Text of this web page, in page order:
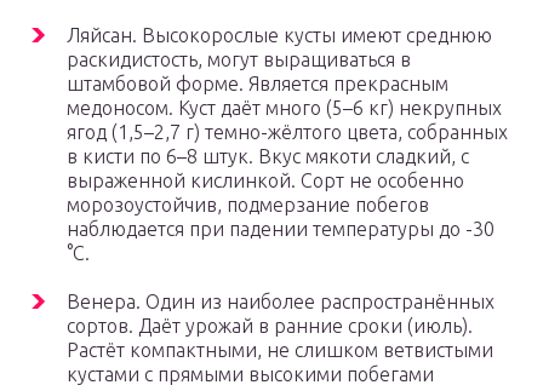
Ляйсан. Высокорослые кусты имеют среднюю
раскидистость, могут выращиваться в
штамбовой форме. Является прекрасным
медоносом. Куст даёт много (5–6 кг) некрупных
ягод (1,5–2,7 г) темно-жёлтого цвета, собранных
в кисти по 6–8 штук. Вкус мякоти сладкий, с
выраженной кислинкой. Сорт не особенно
морозоустойчив, подмерзание побегов
наблюдается при падении температуры до -30
°C.
Венера. Один из наиболее распространённых
сортов. Даёт урожай в ранние сроки (июль).
Растёт компактными, не слишком ветвистыми
кустами с прямыми высокими побегами